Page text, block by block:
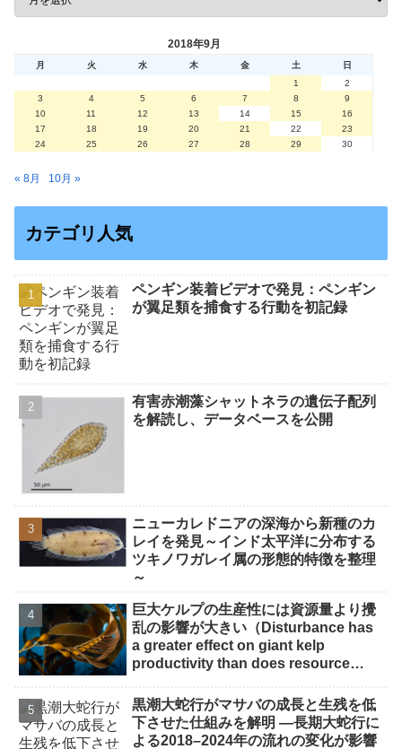
2018年9月
月 火 水 木 金 土
日
1
2
3
4 5 6 7 8
9
10
11 12 13 14 15
16
17
18 19 20 21 22
23
24
25 26 27 28 29 30
« 8月 10月 »
カテゴリ人気
ペンギン装着ビデオで発見：ペンギン
が翼足類を捕食する行動を初記録
有害赤潮藻シャットネラの遺伝子配列
を解読し、データベースを公開
ニューカレドニアの深海から新種のカ
レイを発見～インド太平洋に分布する
ツキノワガレイ属の形態的特徴を整理
～
巨大ケルプの生産性には資源量より攪
乱の影響が大きい（Disturbance has
a greater effect on giant kelp
productivity than does resource
黒潮大蛇行がマサバの成長と生残を低
下させた仕組みを解明 ―長期大蛇行に
よる2018–2024年の流れの変化が影響